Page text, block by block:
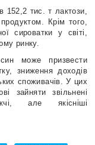
152,2 тис. т лактози,
Крім того,
сироватки у світі,
ринку.
може призвести
зниження доходів
споживачів. У цих
зайняти звільнені
але якісніші